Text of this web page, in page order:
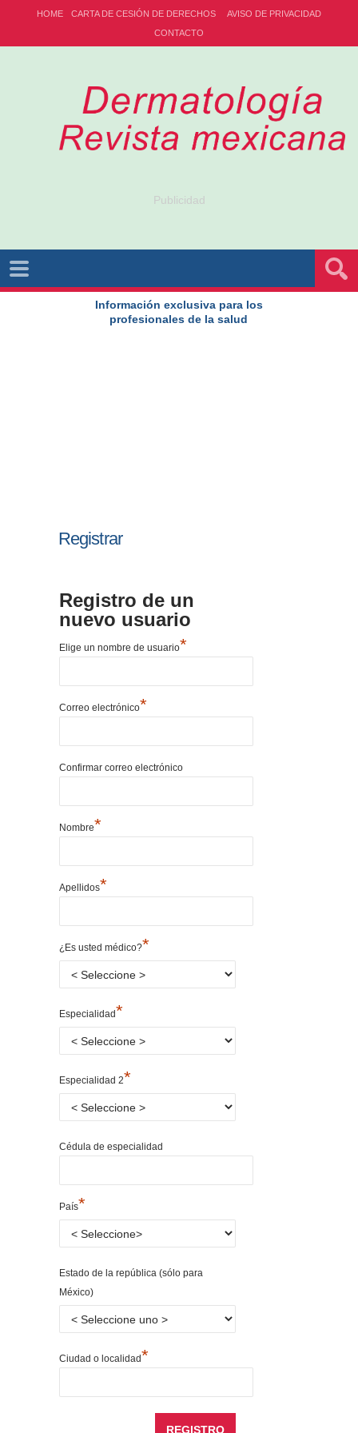
HOME CARTA DE CESIÓN DE DERECHOS
AVISO DE PRIVACIDAD
CONTACTO
Publicidad
Información exclusiva para los
profesionales de la salud
Registrar
Registro de un
nuevo usuario
Elige un nombre de usuario*
Correo electrónico*
Confirmar correo electrónico
Nombre*
Apellidos*
¿Es usted médico?*
Especialidad*
Especialidad 2*
Cédula de especialidad
País*
Estado de la república (sólo para
México)
Ciudad o localidad*